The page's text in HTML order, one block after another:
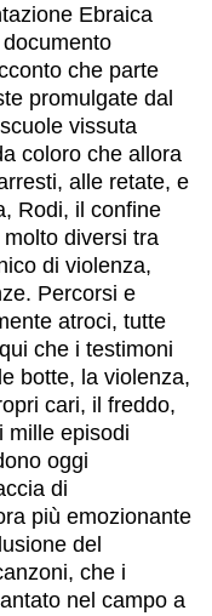
Ebraica
che parte
promulgate dal
vissuta
coloro che allora
alle retate, e
Rodi, il confine
diversi tra
di violenza,
Percorsi e
atroci, tutte
che i testimoni
botte, la violenza,
cari, il freddo,
mille episodi
oggi
di
più emozionante
del
che i
nel campo a